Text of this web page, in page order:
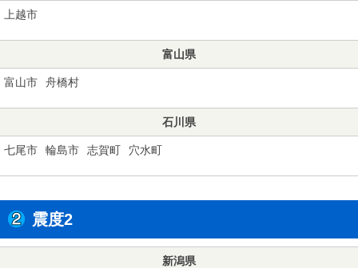
上越市
富山県
富山市 舟橋村
石川県
七尾市 輪島市 志賀町 穴水町
震度2
新潟県